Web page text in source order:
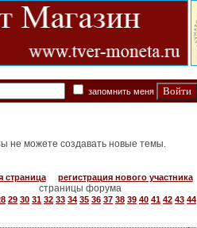
запомнить меня
не можете создавать новые темы.
страница регистрация нового участника
страницы форума
29 30 31 32 33 34 35 36 37 38 39 40 41 42 43 44